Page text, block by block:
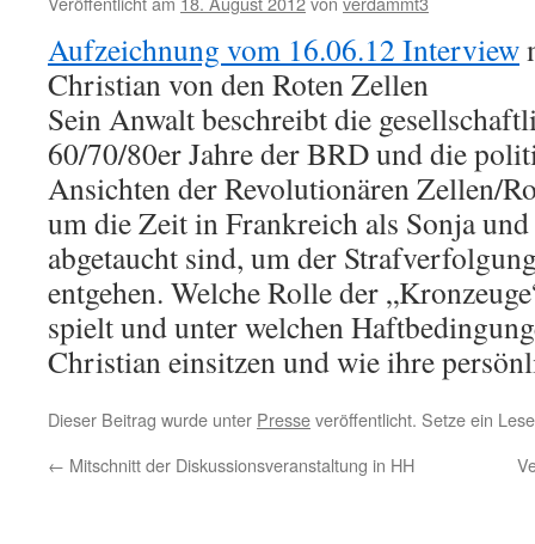
Aufzeichnung vom 16.06.12 Interview
Christian von den Roten Zellen
Sein Anwalt beschreibt die
60/70/80er Jahre der BRD und die
Ansichten der Revolutionären Zellen/
um die Zeit in Frankreich als Sonja
abgetaucht sind, um der
entgehen. Welche Rolle der
spielt und unter welchen
Christian einsitzen und wie ihre
Dieser Beitrag wurde unter Presseveröffentlicht. Setze ein
← Mitschnitt der Diskussionsveranstaltung in HH